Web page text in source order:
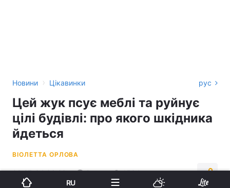
Новини › Цікавинки рус
Цей жук псує меблі та руйнує
цілі будівлі: про якого шкідника
йдеться
ВІОЛЕТТА ОРЛОВА
08:27, 04.06.26 2 хв. 1504
RU